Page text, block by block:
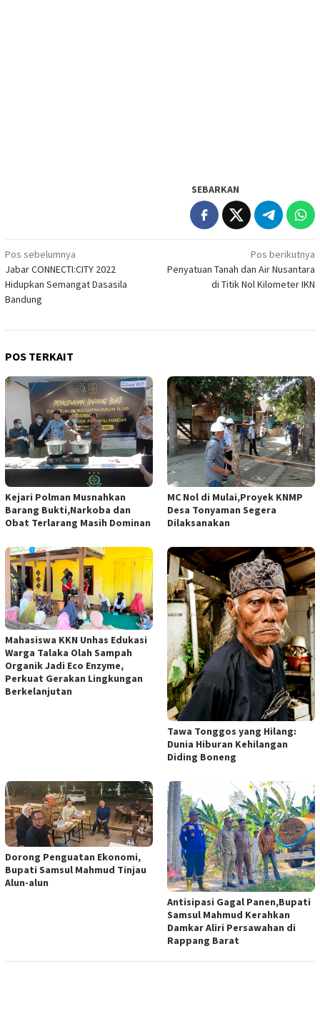
SEBARKAN
Navigasi
pos
Pos sebelumnya
Jabar CONNECTI:CITY 2022
Hidupkan Semangat Dasasila
Bandung
Pos berikutnya
Penyatuan Tanah dan Air Nusantara
di Titik Nol Kilometer IKN
POS TERKAIT
Kejari Polman Musnahkan
Barang Bukti,Narkoba dan
Obat Terlarang Masih Dominan
MC Nol di Mulai,Proyek KNMP
Desa Tonyaman Segera
Dilaksanakan
Mahasiswa KKN Unhas Edukasi
Warga Talaka Olah Sampah
Organik Jadi Eco Enzyme,
Perkuat Gerakan Lingkungan
Berkelanjutan
Tawa Tonggos yang Hilang:
Dunia Hiburan Kehilangan
Diding Boneng
Dorong Penguatan Ekonomi,
Bupati Samsul Mahmud Tinjau
Alun-alun
Antisipasi Gagal Panen,Bupati
Samsul Mahmud Kerahkan
Damkar Aliri Persawahan di
Rappang Barat